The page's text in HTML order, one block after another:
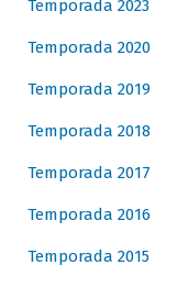
Temporada 2023
Temporada 2020
Temporada 2019
Temporada 2018
Temporada 2017
Temporada 2016
Temporada 2015